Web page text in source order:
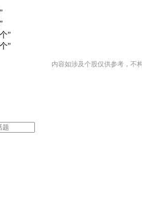
"
"
内容如涉及个股仅供参考，不